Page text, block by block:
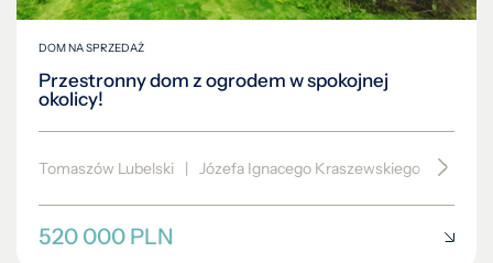
DOM NA SPRZEDAŻ
Przestronny dom z ogrodem w spokojnej
okolicy!
Tomaszów Lubelski | Józefa Ignacego Kraszewskiego 200
520 000 PLN